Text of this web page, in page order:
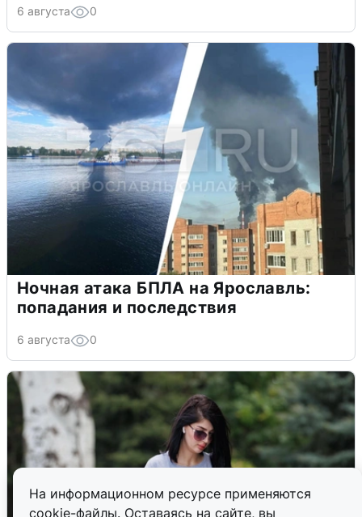
На информационном ресурсе применяются
cookie-файлы. Оставаясь на сайте, вы
6 августа 0
Ночная атака БПЛА на Ярославль:
попадания и последствия
6 августа 0